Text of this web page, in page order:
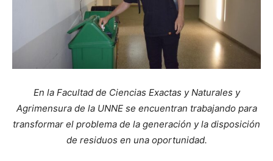
En la Facultad de Ciencias Exactas y Naturales y
Agrimensura de la UNNE se encuentran trabajando para
transformar el problema de la generación y la disposición
de residuos en una oportunidad.